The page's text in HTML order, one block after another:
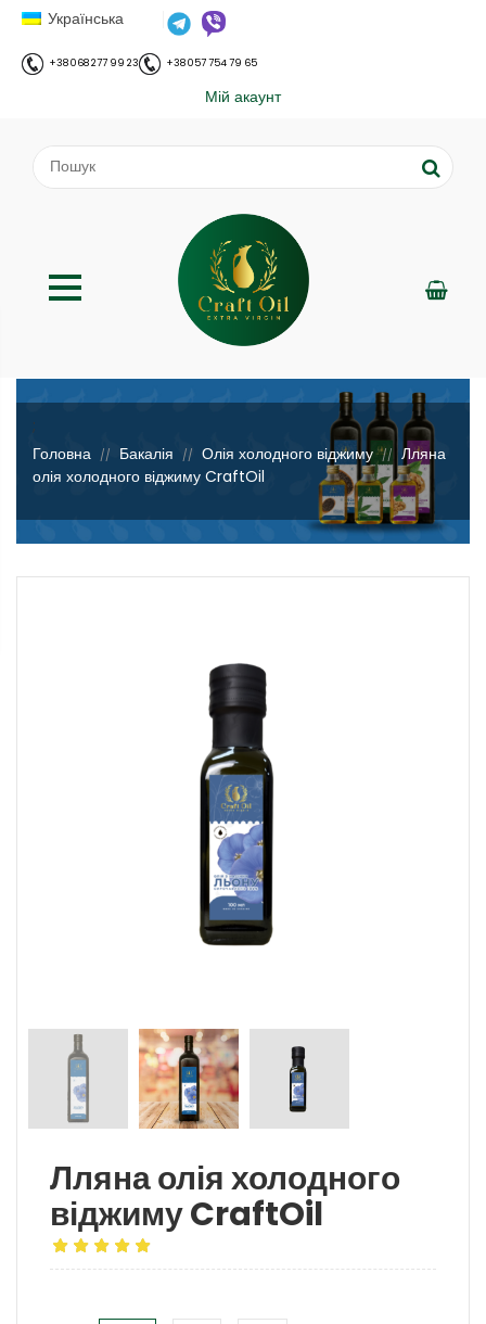
Українська
+38 068 277 99 23 +38 057 754 79 65
Мій акаунт
;
Головна // Бакалія // Олія холодного віджиму // Лляна
олія холодного віджиму CraftOil
Лляна олія холодного
віджиму CraftOil